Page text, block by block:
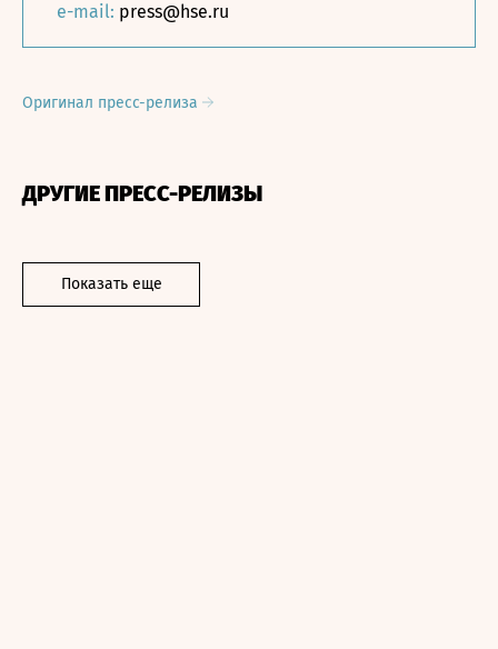
e-mail: press@hse.ru
Оригинал пресс-релиза
ДРУГИЕ ПРЕСС-РЕЛИЗЫ
Показать еще